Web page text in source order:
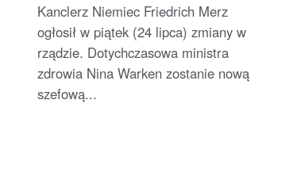
Kanclerz Niemiec Friedrich Merz
ogłosił w piątek (24 lipca) zmiany w
rządzie. Dotychczasowa ministra
zdrowia Nina Warken zostanie nową
szefową...